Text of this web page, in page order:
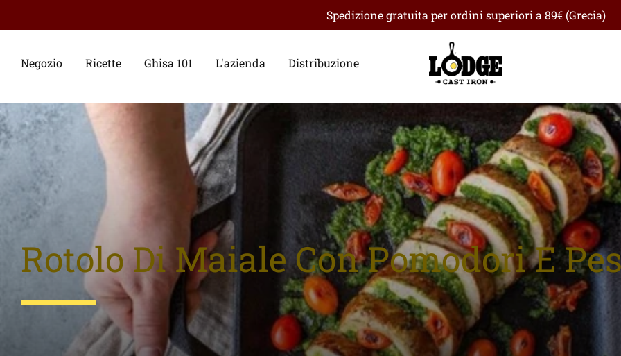
Spedizione gratuita per ordini superiori a 89€ (Grecia)
Negozio Ricette Ghisa 101 L'azienda Distribuzione
Rotolo Di Maiale Con Pomodori E